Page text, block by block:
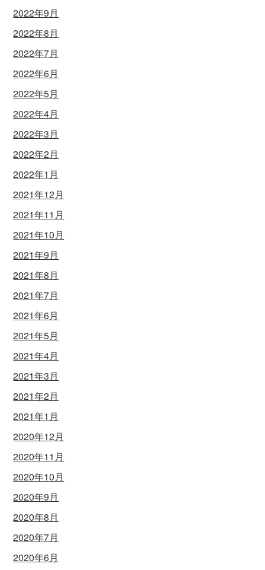
2022年9月
2022年8月
2022年7月
2022年6月
2022年5月
2022年4月
2022年3月
2022年2月
2022年1月
2021年12月
2021年11月
2021年10月
2021年9月
2021年8月
2021年7月
2021年6月
2021年5月
2021年4月
2021年3月
2021年2月
2021年1月
2020年12月
2020年11月
2020年10月
2020年9月
2020年8月
2020年7月
2020年6月